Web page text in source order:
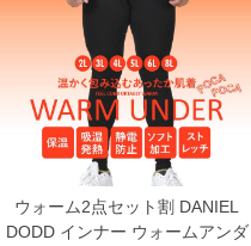
ウォーム2点セット割 DANIEL
DODD インナー ウォームアンダ